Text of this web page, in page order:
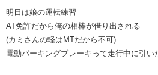
明日は娘の運転練習
AT免許だから俺の相棒が借り出される
(カミさんの軽はMTだから不可)
電動パーキングブレーキって走行中に引い